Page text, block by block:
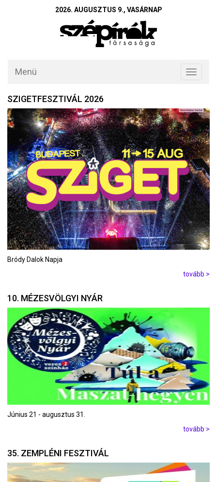
2026. AUGUSZTUS 9., VASÁRNAP
Toggle
Menü
SZIGETFESZTIVÁL 2026
Bródy Dalok Napja
tovább >
10. MÉZESVÖLGYI NYÁR
Június 21 - augusztus 31.
tovább >
35. ZEMPLÉNI FESZTIVÁL